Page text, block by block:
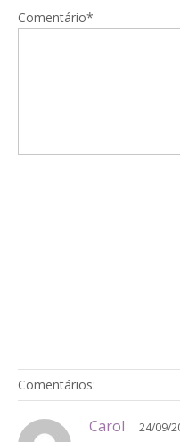
Comentário*
Comentários:
Carol 24/09/